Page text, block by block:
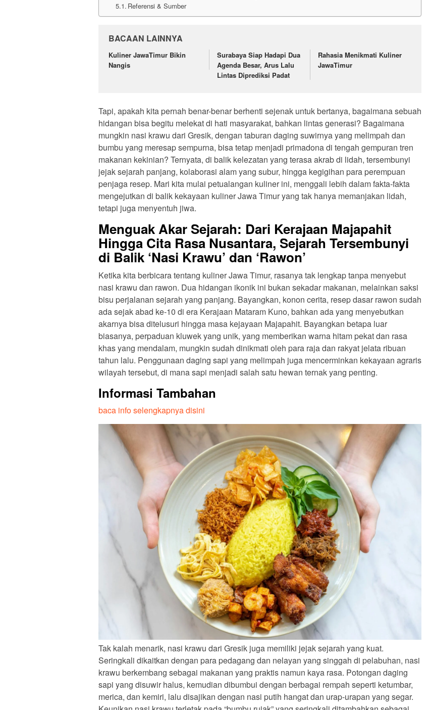
Referensi & Sumber
BACAAN LAINNYA
Kuliner JawaTimur Bikin
Nangis
Surabaya Siap Hadapi Dua
Agenda Besar, Arus Lalu
Lintas Diprediksi Padat
Rahasia Menikmati Kuliner
JawaTimur
Tapi, apakah kita pernah benar-benar berhenti sejenak untuk bertanya, bagaimana sebuah
hidangan bisa begitu melekat di hati masyarakat, bahkan lintas generasi? Bagaimana
mungkin nasi krawu dari Gresik, dengan taburan daging suwirnya yang melimpah dan
bumbu yang meresap sempurna, bisa tetap menjadi primadona di tengah gempuran tren
makanan kekinian? Ternyata, di balik kelezatan yang terasa akrab di lidah, tersembunyi
jejak sejarah panjang, kolaborasi alam yang subur, hingga kegigihan para perempuan
penjaga resep. Mari kita mulai petualangan kuliner ini, menggali lebih dalam fakta-fakta
mengejutkan di balik kekayaan kuliner Jawa Timur yang tak hanya memanjakan lidah,
tetapi juga menyentuh jiwa.
Menguak Akar Sejarah: Dari Kerajaan Majapahit
Hingga Cita Rasa Nusantara, Sejarah Tersembunyi
di Balik ‘Nasi Krawu’ dan ‘Rawon’
Ketika kita berbicara tentang kuliner Jawa Timur, rasanya tak lengkap tanpa menyebut
nasi krawu dan rawon. Dua hidangan ikonik ini bukan sekadar makanan, melainkan saksi
bisu perjalanan sejarah yang panjang. Bayangkan, konon cerita, resep dasar rawon sudah
ada sejak abad ke-10 di era Kerajaan Mataram Kuno, bahkan ada yang menyebutkan
akarnya bisa ditelusuri hingga masa kejayaan Majapahit. Bayangkan betapa luar
biasanya, perpaduan kluwek yang unik, yang memberikan warna hitam pekat dan rasa
khas yang mendalam, mungkin sudah dinikmati oleh para raja dan rakyat jelata ribuan
tahun lalu. Penggunaan daging sapi yang melimpah juga mencerminkan kekayaan agraris
wilayah tersebut, di mana sapi menjadi salah satu hewan ternak yang penting.
Informasi Tambahan
baca info selengkapnya disini
Tak kalah menarik, nasi krawu dari Gresik juga memiliki jejak sejarah yang kuat.
Seringkali dikaitkan dengan para pedagang dan nelayan yang singgah di pelabuhan, nasi
krawu berkembang sebagai makanan yang praktis namun kaya rasa. Potongan daging
sapi yang disuwir halus, kemudian dibumbui dengan berbagai rempah seperti ketumbar,
merica, dan kemiri, lalu disajikan dengan nasi putih hangat dan urap-urapan yang segar.